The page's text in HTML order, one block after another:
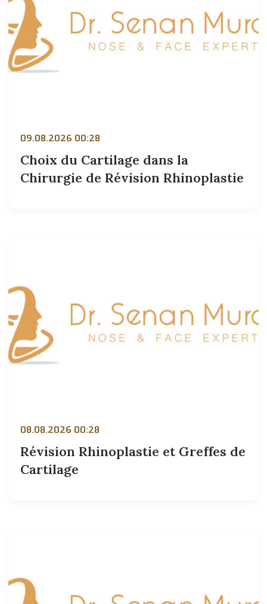
09.08.2026 00:28
Choix du Cartilage dans la
Chirurgie de Révision Rhinoplastie
08.08.2026 00:28
Révision Rhinoplastie et Greffes de
Cartilage